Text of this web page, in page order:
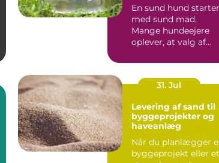
En sund hund starter
med sund mad.
Mange hundeejere
oplever, at valg af
...
31. Jul
Levering af sand til
byggeprojekter og
haveanlæg
Når du planlægger
byggeprojekt eller et